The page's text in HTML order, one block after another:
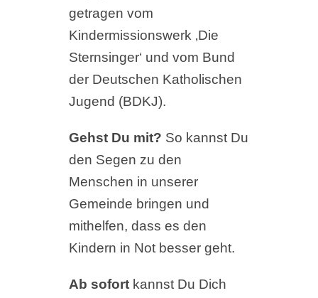
getragen vom
Kindermissionswerk ‚Die
Sternsinger‘ und vom Bund
der Deutschen Katholischen
Jugend (BDKJ).
Gehst Du mit? So kannst Du
den Segen zu den
Menschen in unserer
Gemeinde bringen und
mithelfen, dass es den
Kindern in Not besser geht.
Ab sofortkannst Du Dich